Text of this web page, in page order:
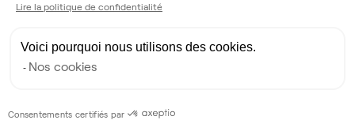
Lire la politique de confidentialité
Voici pourquoi nous utilisons des cookies.
Nos cookies
Consentements certifiés par